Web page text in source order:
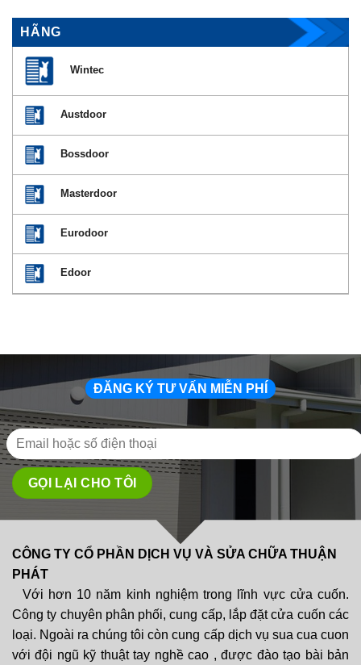
HÃNG
Wintec
Austdoor
Bossdoor
Masterdoor
Eurodoor
Edoor
ĐĂNG KÝ TƯ VẤN MIỄN PHÍ
CÔNG TY CỔ PHẦN DỊCH VỤ VÀ SỬA CHỮA THUẬN
PHÁT
Với hơn 10 năm kinh nghiệm trong lĩnh vực cửa cuốn.
Công ty chuyên phân phối, cung cấp, lắp đặt cửa cuốn các
loại. Ngoài ra chúng tôi còn cung cấp dịch vụ sua cua cuon
với đội ngũ kỹ thuật tay nghề cao , được đào tạo bài bản